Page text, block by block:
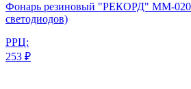
Фонарь резиновый "РЕКОРД" ММ-
светодиодов)
РРЦ:
253 ₽